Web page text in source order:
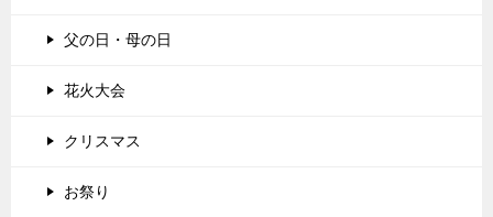
父の日・母の日
花火大会
クリスマス
お祭り